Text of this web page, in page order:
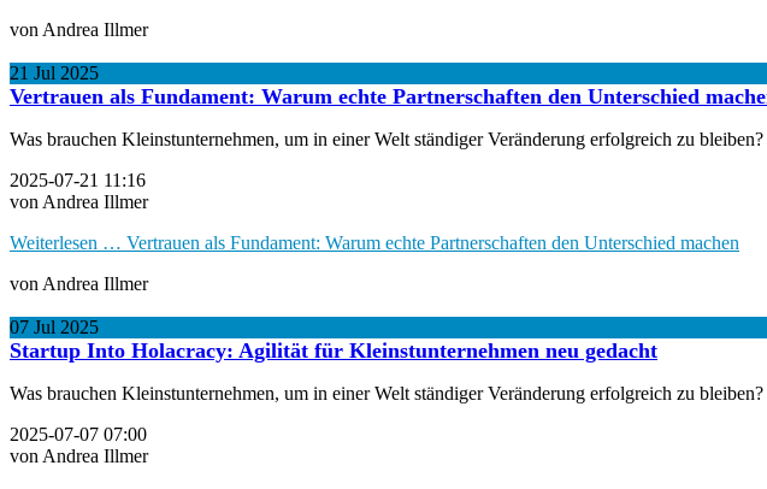
von Andrea Illmer
21 Jul 2025
Vertrauen als Fundament: Warum echte Partnerschaften den Unterschied
Was brauchen Kleinstunternehmen, um in einer Welt ständiger Veränderung erfolgreich zu
2025-07-21 11:16
von Andrea Illmer
Weiterlesen … Vertrauen als Fundament: Warum echte Partnerschaften den Unterschied machen
von Andrea Illmer
07 Jul 2025
Startup Into Holacracy: Agilität für Kleinstunternehmen neu gedacht
Was brauchen Kleinstunternehmen, um in einer Welt ständiger Veränderung erfolgreich zu
2025-07-07 07:00
von Andrea Illmer